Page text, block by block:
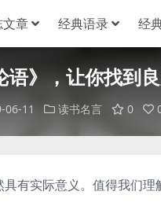
文章 经典语录 经
语》，让你找到
06-11 读书名言 0
有实际意义。值得我们理